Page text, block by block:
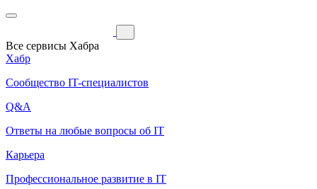
Все сервисы Хабра
Хабр
Сообщество IT-специалистов
Q&A
Ответы на любые вопросы об IT
Карьера
Профессиональное развитие в IT